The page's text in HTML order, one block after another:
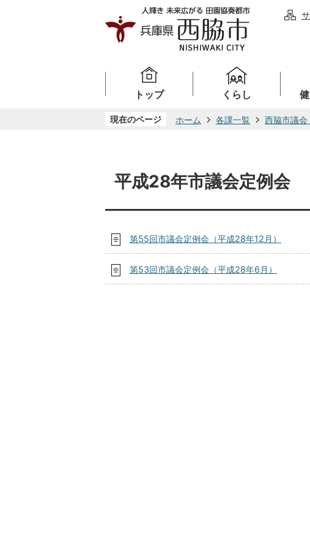
トップ くらし
現在のページ ホーム 各課一覧 西脇市議会
平成28年市議会定例会
第55回市議会定例会（平成28年12月）
第53回市議会定例会（平成28年6月）